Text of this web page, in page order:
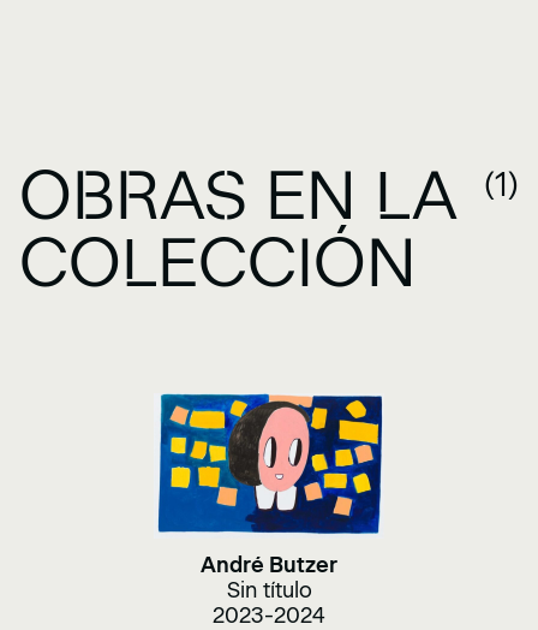
OBRAS EN LA
COLECCIÓN
(1)
André Butzer
Sin título
2023-2024